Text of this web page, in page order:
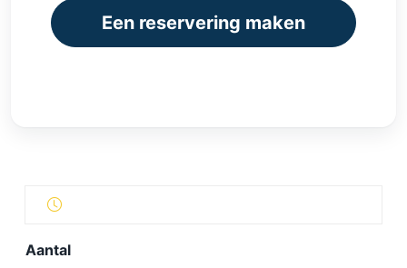
Een reservering maken
Aantal